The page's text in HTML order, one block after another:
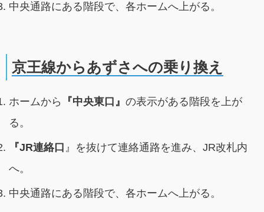
中央通路にある階段で、各ホームへ上がる。
京王線からあずさへの乗り換え
ホームから 『中央東口』 の表示がある階段を上が
る。
『JR連絡口 』を抜けて連絡通路を進み、JR改札内
へ。
中央通路にある階段で、各ホームへ上がる。